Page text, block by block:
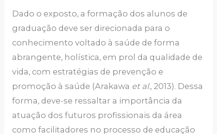
Dado o exposto, a formação dos alunos de
graduação deve ser direcionada para o
conhecimento voltado à saúde de forma
abrangente, holística, em prol da qualidade de
vida, com estratégias de prevenção e
promoção à saúde (Arakawa et al., 2013). Dessa
forma, deve-se ressaltar a importância da
atuação dos futuros profissionais da área
como facilitadores no processo de educação